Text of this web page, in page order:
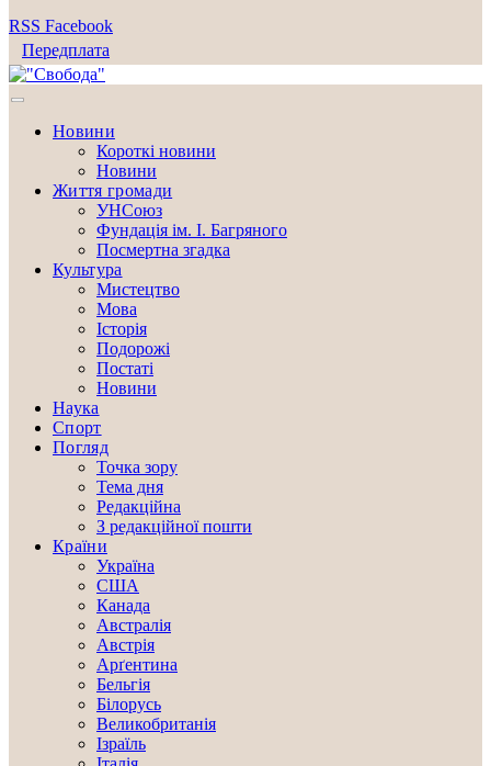
RSS Facebook
Передплата
Новини
Короткі новини
Новини
Життя громади
УНСоюз
Фундація ім. І. Багряного
Посмертна згадка
Культура
Мистецтво
Мова
Історія
Подорожі
Постаті
Новини
Наука
Спорт
Погляд
Точка зору
Тема дня
Редакційна
З редакційної пошти
Країни
Україна
США
Канада
Австралія
Австрія
Арґентина
Бельгія
Білорусь
Великобританія
Ізраїль